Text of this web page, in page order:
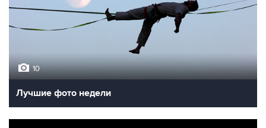
10
Лучшие фото недели